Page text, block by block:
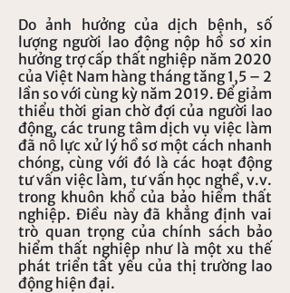
Do ảnh hưởng của dịch bệnh, số
lượng người lao động nộp hồ sơ xin
hưởng trợ cấp thất nghiệp năm 2020
của Việt Nam hàng tháng tăng 1,5 – 2
lần so với cùng kỳ năm 2019. Để giảm
thiểu thời gian chờ đợi của người lao
động, các trung tâm dịch vụ việc làm
đã nỗ lực xử lý hồ sơ một cách nhanh
chóng, cùng với đó là các hoạt động
tư vấn việc làm, tư vấn học nghề, v.v.
trong khuôn khổ của bảo hiểm thất
nghiệp. Điều này đã khẳng định vai
trò quan trọng của chính sách bảo
hiểm thất nghiệp như là một xu thế
phát triển tất yếu của thị trường lao
động hiện đại.